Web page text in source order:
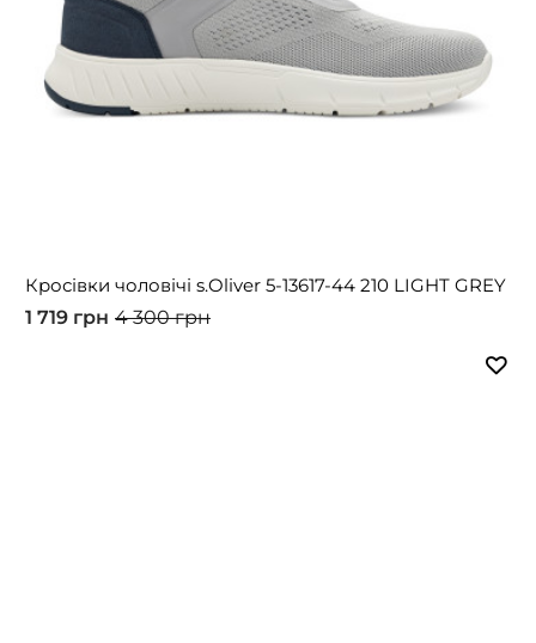
Кросівки чоловічі s.Oliver 5-13617-44 210 LIGHT GREY
1 719 грн 4 300 грн